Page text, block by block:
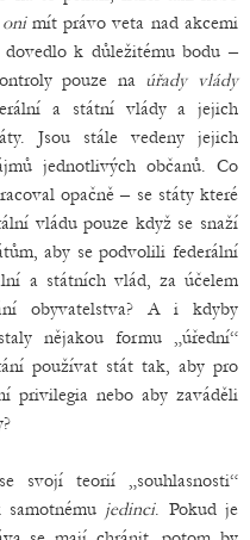
onimít právo veta nad akcemi
k důležitému bodu –
pouze na úřady vlády
a státní vlády a jejich
Jsou stále vedeny jejich
jednotlivých občanů. Co
opačně – se státy které
vládu pouze když se snaží
aby se podvolili federální
a státních vlád, za účelem
obyvatelstva? A i kdyby
nějakou formu „úřední“
používat stát tak, aby pro
privilegia nebo aby zaváděli
svojí teorií „souhlasnosti“
jedinci. Pokud je